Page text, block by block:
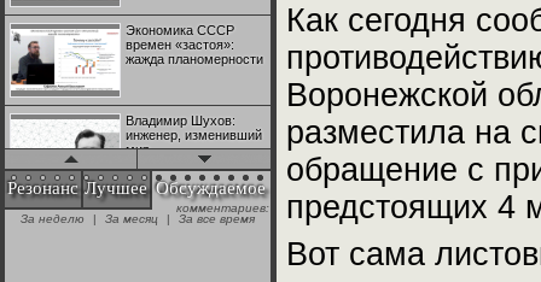
Экономика СССР
времен «застоя»:
жажда планомерности
Владимир Шухов:
инженер, изменивший
мир
"Аркадий Коц" на
эгалите-фесте "Не
Резонанс Лучшее Обсуждаемое
комментариев:
За неделю
| За месяц | За все время
Как сегодня
Воронежской
разместила на
обращение с
предстоящих 4
Вот сама